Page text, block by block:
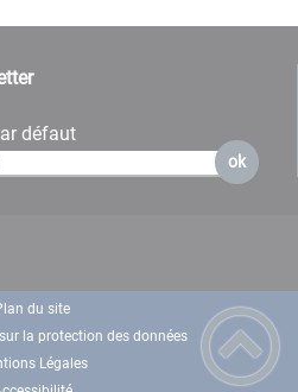
défaut
ok
du site
la protection des données
Légales